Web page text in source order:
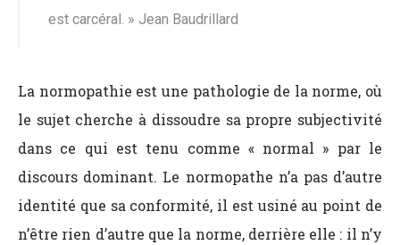
est carcéral. » Jean Baudrillard
La normopathie est une pathologie de la norme, où
le sujet cherche à dissoudre sa propre subjectivité
dans ce qui est tenu comme « normal » par le
discours dominant. Le normopathe n’a pas d’autre
identité que sa conformité, il est usiné au point de
n’être rien d’autre que la norme, derrière elle : il n’y